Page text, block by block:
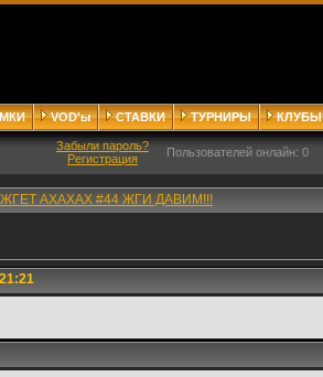
VOD'ы СТАВКИ ТУРНИРЫ КЛУБЫ
Забыли пароль?
Регистрация
Пользователей онлайн: 0
АХАХАХ #44 ЖГИ ДАВИМ!!!